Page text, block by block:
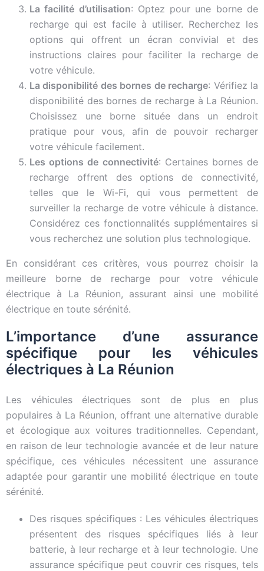
La facilité d’utilisation: Optez pour une borne de
recharge qui est facile à utiliser. Recherchez les
options qui offrent un écran convivial et des
instructions claires pour faciliter la recharge de
votre véhicule.
La disponibilité des bornes de recharge: Vérifiez la
disponibilité des bornes de recharge à La Réunion.
Choisissez une borne située dans un endroit
pratique pour vous, afin de pouvoir recharger
votre véhicule facilement.
Les options de connectivité: Certaines bornes de
recharge offrent des options de connectivité,
telles que le Wi-Fi, qui vous permettent de
surveiller la recharge de votre véhicule à distance.
Considérez ces fonctionnalités supplémentaires si
vous recherchez une solution plus technologique.
En considérant ces critères, vous pourrez choisir la
meilleure borne de recharge pour votre véhicule
électrique à La Réunion, assurant ainsi une mobilité
électrique en toute sérénité.
L’importance d’une assurance
spécifique pour les véhicules
électriques à La Réunion
Les véhicules électriques sont de plus en plus
populaires à La Réunion, offrant une alternative durable
et écologique aux voitures traditionnelles. Cependant,
en raison de leur technologie avancée et de leur nature
spécifique, ces véhicules nécessitent une assurance
adaptée pour garantir une mobilité électrique en toute
sérénité.
Des risques spécifiques : Les véhicules électriques
présentent des risques spécifiques liés à leur
batterie, à leur recharge et à leur technologie. Une
assurance spécifique peut couvrir ces risques, tels